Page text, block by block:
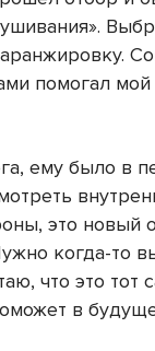
помогал
ему было в
это новый
когда-то
что это тот
в